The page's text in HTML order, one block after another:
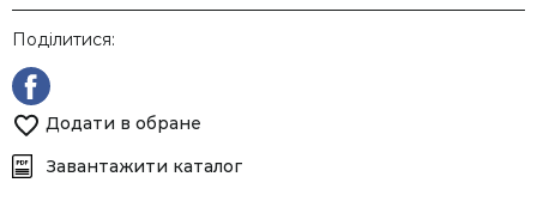
Поділитися:
Додати в обране
Завантажити каталог